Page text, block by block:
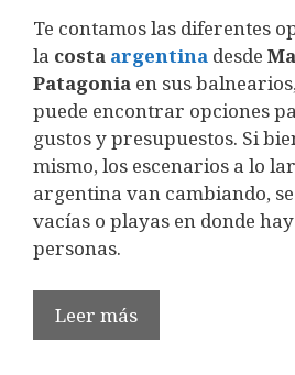
Te contamos las diferentes
la costa argentina desde
Patagonia en sus
puede encontrar opciones
gustos y presupuestos. Si
mismo, los escenarios a lo
argentina van cambiando,
vacías o playas en donde
personas.
Leer más